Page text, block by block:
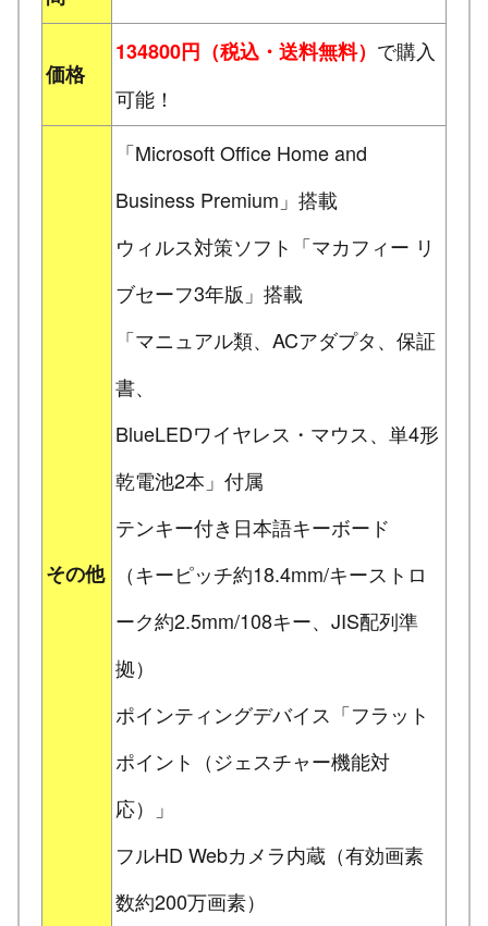
価格
134800円（税込・送料無料） で購入
可能！
その他
「Microsoft Office Home and
Business Premium」搭載
ウィルス対策ソフト「マカフィー リ
ブセーフ3年版」搭載
「マニュアル類、ACアダプタ、保証
書、
BlueLEDワイヤレス・マウス、単4形
乾電池2本」付属
テンキー付き日本語キーボード
（キーピッチ約18.4mm/キーストロ
ーク約2.5mm/108キー、JIS配列準
拠）
ポインティングデバイス「フラット
ポイント（ジェスチャー機能対
応）」
フルHD Webカメラ内蔵（有効画素
数約200万画素）